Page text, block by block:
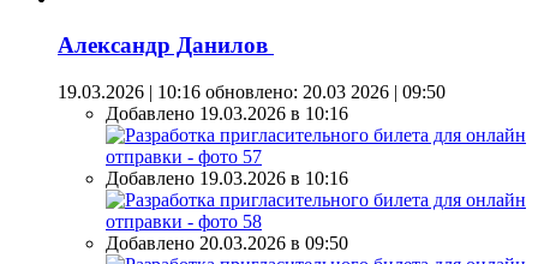
Александр Данилов
19.03.2026 | 10:16 обновлено: 20.03 2026 | 09:50
Добавлено 19.03.2026 в 10:16
Добавлено 19.03.2026 в 10:16
Добавлено 20.03.2026 в 09:50